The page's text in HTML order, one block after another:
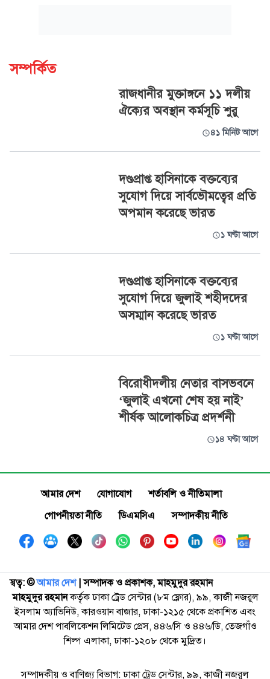
সম্পর্কিত
রাজধানীর মুক্তাঙ্গনে ১১ দলীয়
ঐক্যের অবস্থান কর্মসূচি শুরু
৪১ মিনিট আগে
দণ্ডপ্রাপ্ত হাসিনাকে বক্তব্যের
সুযোগ দিয়ে সার্বভৌমত্বের প্রতি
অপমান করেছে ভারত
১ ঘণ্টা আগে
দণ্ডপ্রাপ্ত হাসিনাকে বক্তব্যের
সুযোগ দিয়ে জুলাই শহীদদের
অসম্মান করেছে ভারত
১ ঘণ্টা আগে
বিরোধীদলীয় নেতার বাসভবনে
‘জুলাই এখনো শেষ হয় নাই’
শীর্ষক আলোকচিত্র প্রদর্শনী
১৪ ঘণ্টা আগে
আমার দেশ যোগাযোগ
শর্তাবলি ও নীতিমালা
গোপনীয়তা নীতি
ডিএমসিএ সম্পাদকীয় নীতি
স্বত্ব: ©️আমার দেশ| সম্পাদক ও প্রকাশক, মাহমুদুর রহমান
মাহমুদুর রহমানকর্তৃক ঢাকা ট্রেড সেন্টার (৮ম ফ্লোর), ৯৯, কাজী নজরুল
ইসলাম অ্যাভিনিউ, কারওয়ান বাজার, ঢাকা-১২১৫ থেকে প্রকাশিত এবং
আমার দেশ পাবলিকেশন লিমিটেড প্রেস, ৪৪৬/সি ও ৪৪৬/ডি, তেজগাঁও
শিল্প এলাকা, ঢাকা-১২০৮ থেকে মুদ্রিত।
সম্পাদকীয় ও বাণিজ্য বিভাগ: ঢাকা ট্রেড সেন্টার, ৯৯, কাজী নজরুল